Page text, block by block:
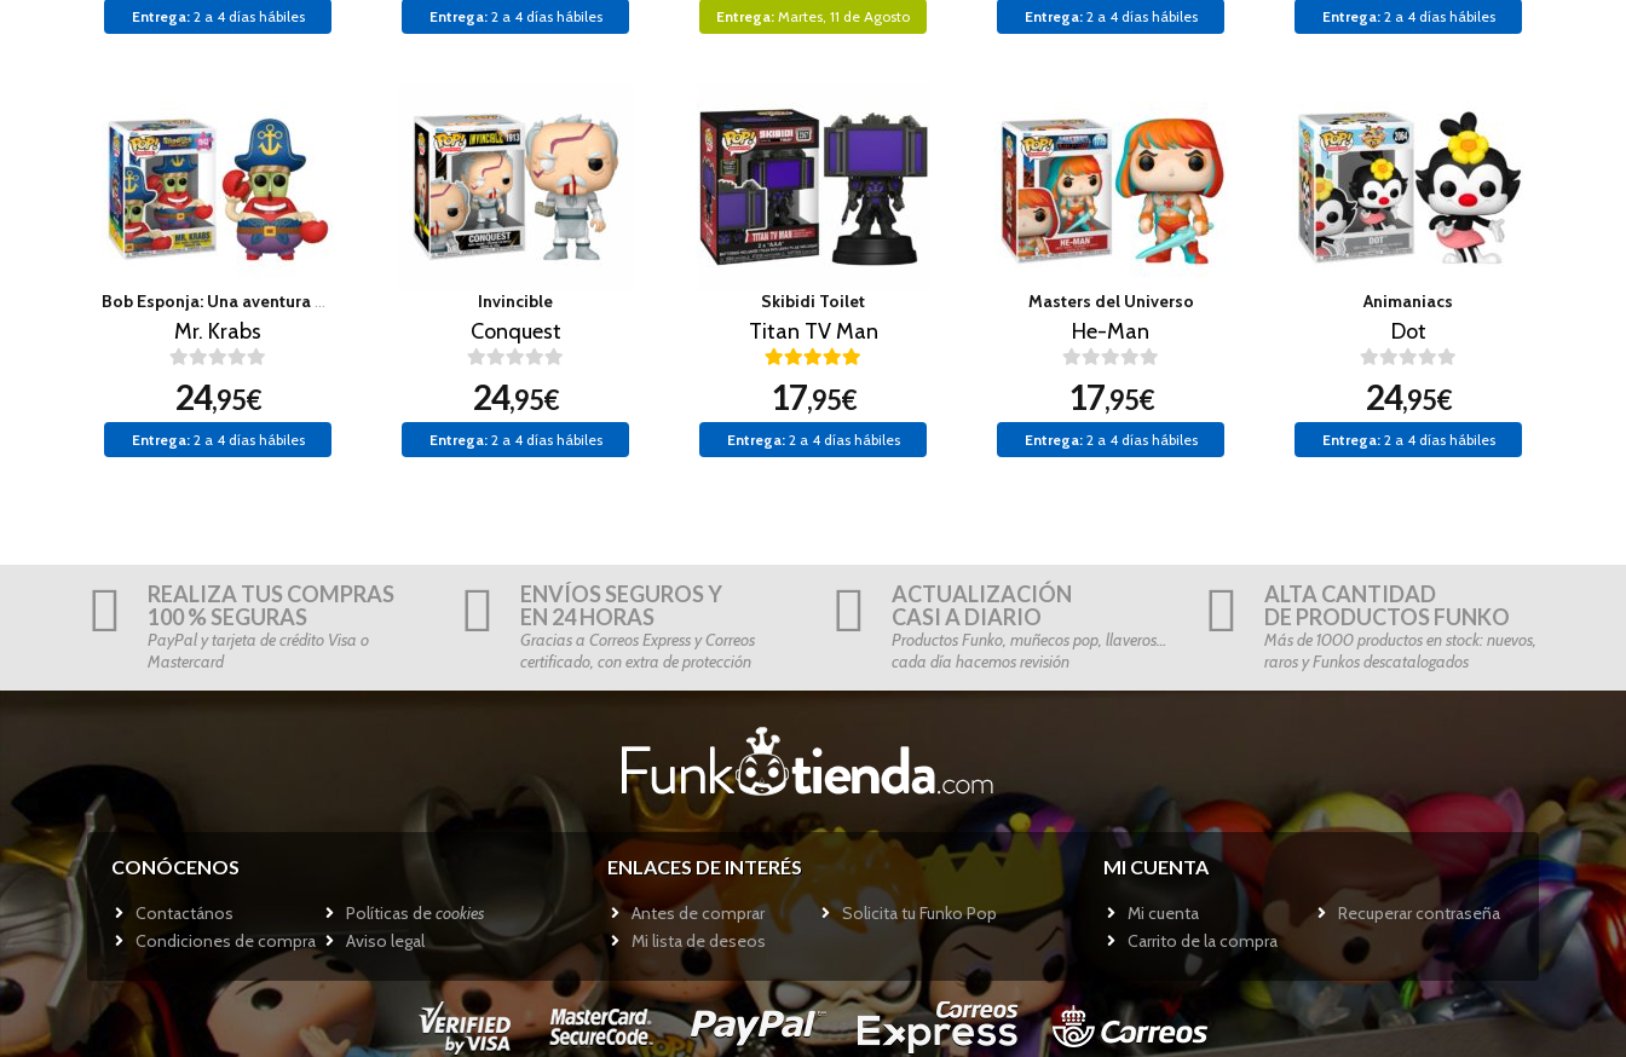
Entrega:2 a 4 días hábiles Entrega:2 a 4 días hábiles Entrega: Martes, 11 de Agosto Entrega:2 a 4 días hábiles Entrega:2 a 4 días hábiles
Bob Esponja: Una aventura pirata
Mr. Krabs
24,95€
Entrega:2 a 4 días hábiles
Invincible
Conquest
24,95€
Entrega:2 a 4 días hábiles
Skibidi Toilet
Titan TV Man
17,95€
Entrega:2 a 4 días hábiles
Masters del Universo
He-Man
17,95€
Entrega:2 a 4 días hábiles
Animaniacs
Dot
24,95€
Entrega:2 a 4 días hábiles
REALIZA TUS COMPRAS
100 % SEGURAS
PayPal y tarjeta de crédito Visa o
Mastercard
ENVÍOS SEGUROS Y
EN 24 HORAS
Gracias a Correos Express y Correos
certificado, con extra de protección
ACTUALIZACIÓN
CASI A DIARIO
Productos Funko, muñecos pop, llaveros…
cada día hacemos revisión
ALTA CANTIDAD
DE PRODUCTOS FUNKO
Más de 1000 productos en stock: nuevos,
raros y Funkos descatalogados
CONÓCENOS
Contactános Políticas decookies
Condiciones de compra
Aviso legal
ENLACES DE INTERÉS
Antes de comprar
Solicita tu Funko Pop
Mi lista de deseos
MI CUENTA
Mi cuenta
Recuperar contraseña
Carrito de la compra